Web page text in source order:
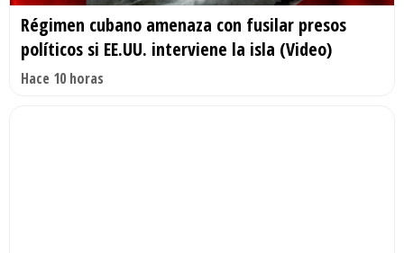
Régimen cubano amenaza con fusilar presos
políticos si EE.UU. interviene la isla (Video)
Hace 10 horas